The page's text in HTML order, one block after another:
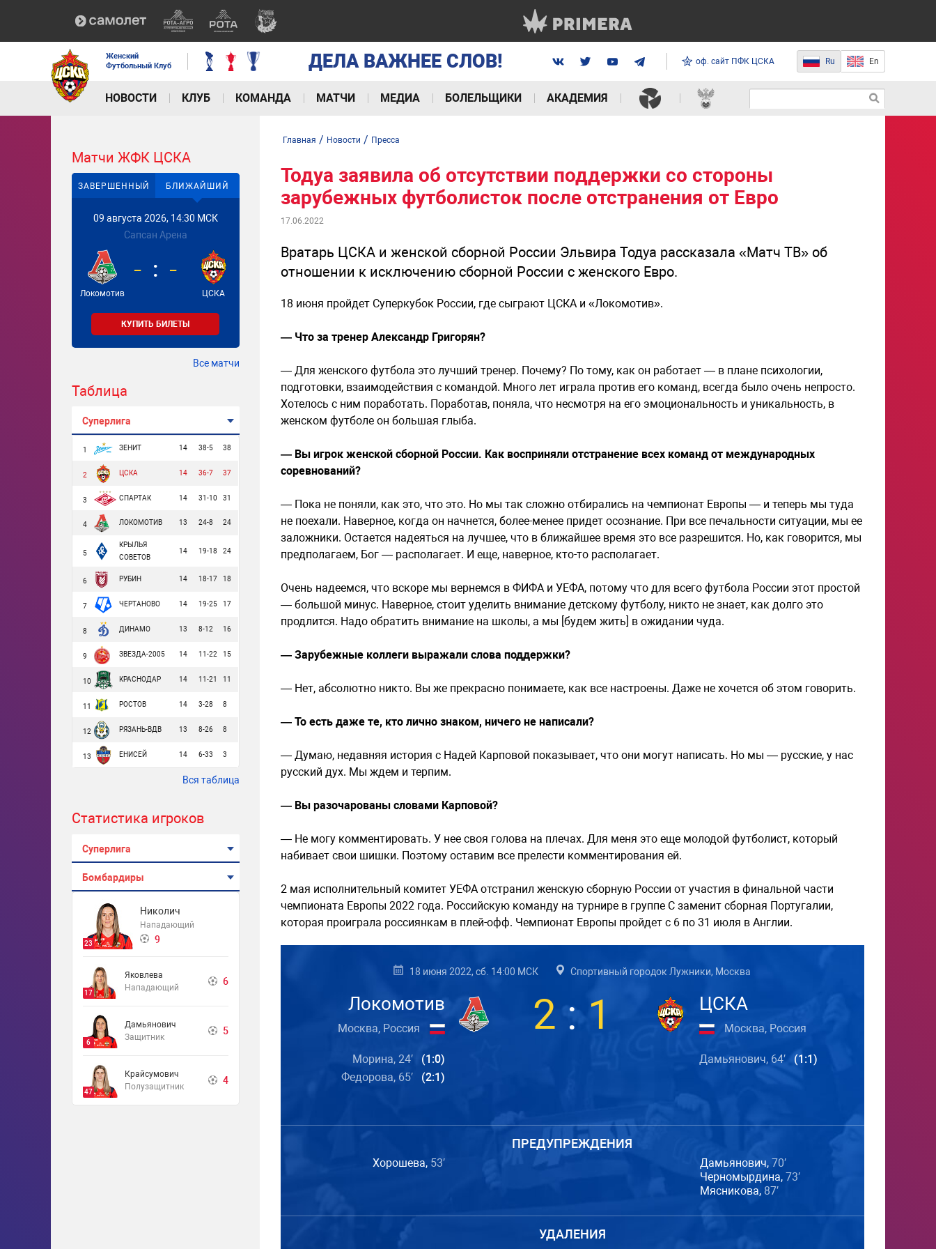
Женский
Футбольный Клуб
ДЕЛА ВАЖНЕЕ СЛОВ! оф. сайт ПФК ЦСКА Ru En
НОВОСТИ КЛУБ КОМАНДА МАТЧИ МЕДИА БОЛЕЛЬЩИКИ АКАДЕМИЯ
Матчи ЖФК ЦСКА
ЗАВЕРШЕННЫЙ БЛИЖАЙШИЙ
09 августа 2026, 14:30 МСК
Сапсан Арена
Локомотив
- -
ЦСКА
КУПИТЬ БИЛЕТЫ
Все матчи
Таблица
Суперлига
1 ЗЕНИТ 14 38-5 38
2 ЦСКА 14 36-7 37
3 СПАРТАК 14 31-10 31
4 ЛОКОМОТИВ 13 24-8 24
5
КРЫЛЬЯ
СОВЕТОВ
14 19-18 24
6 РУБИН 14 18-17 18
7 ЧЕРТАНОВО 14 19-25 17
8 ДИНАМО 13 8-12 16
9 ЗВЕЗДА-2005 14 11-22 15
10 КРАСНОДАР 14 11-21 11
11 РОСТОВ 14 3-28 8
12 РЯЗАНЬ-ВДВ 13 8-26 8
13 ЕНИСЕЙ 14 6-33 3
Вся таблица
Статистика игроков
Суперлига
Бомбардиры
23
Николич
Нападающий
9
17
Яковлева
Нападающий
6
6
Дамьянович
Защитник
5
47
Крайсумович
Полузащитник
4
Главная / Новости / Пресса
Тодуа заявила об отсутствии поддержки со стороны
зарубежных футболисток после отстранения от Евро
17.06.2022
Вратарь ЦСКА и женской сборной России Эльвира Тодуа рассказала «Матч ТВ» об
отношении к исключению сборной России с женского Евро.
18 июня пройдет Суперкубок России, где сыграют ЦСКА и «Локомотив».
— Что за тренер Александр Григорян?
— Для женского футбола это лучший тренер. Почему? По тому, как он работает — в плане психологии,
подготовки, взаимодействия с командой. Много лет играла против его команд, всегда было очень непросто.
Хотелось с ним поработать. Поработав, поняла, что несмотря на его эмоциональность и уникальность, в
женском футболе он большая глыба.
— Вы игрок женской сборной России. Как восприняли отстранение всех команд от международных
соревнований?
— Пока не поняли, как это, что это. Но мы так сложно отбирались на чемпионат Европы — и теперь мы туда
не поехали. Наверное, когда он начнется, более-менее придет осознание. При все печальности ситуации, мы ее
заложники. Остается надеяться на лучшее, что в ближайшее время это все разрешится. Но, как говорится, мы
предполагаем, Бог — располагает. И еще, наверное, кто-то располагает.
Очень надеемся, что вскоре мы вернемся в ФИФА и УЕФА, потому что для всего футбола России этот простой
— большой минус. Наверное, стоит уделить внимание детскому футболу, никто не знает, как долго это
продлится. Надо обратить внимание на школы, а мы [будем жить] в ожидании чуда.
— Зарубежные коллеги выражали слова поддержки?
— Нет, абсолютно никто. Вы же прекрасно понимаете, как все настроены. Даже не хочется об этом говорить.
— То есть даже те, кто лично знаком, ничего не написали?
— Думаю, недавняя история с Надей Карповой показывает, что они могут написать. Но мы — русские, у нас
русский дух. Мы ждем и терпим.
— Вы разочарованы словами Карповой?
— Не могу комментировать. У нее своя голова на плечах. Для меня это еще молодой футболист, который
набивает свои шишки. Поэтому оставим все прелести комментирования ей.
2 мая исполнительный комитет УЕФА отстранил женскую сборную России от участия в финальной части
чемпионата Европы 2022 года. Российскую команду на турнире в группе C заменит сборная Португалии,
которая проиграла россиянкам в плей-офф. Чемпионат Европы пройдет с 6 по 31 июля в Англии.
18 июня 2022, сб. 14:00 МСК Спортивный городок Лужники, Москва
Локомотив
Москва, Россия 2:1 ЦСКА
Москва, Россия
Морина, 24′
(1:0)
Федорова, 65′
(2:1)
Дамьянович, 64′ (1:1)
ПРЕДУПРЕЖДЕНИЯ
Хорошева, 53′ Дамьянович, 70′
Черномырдина, 73′
Мясникова, 87′
УДАЛЕНИЯ